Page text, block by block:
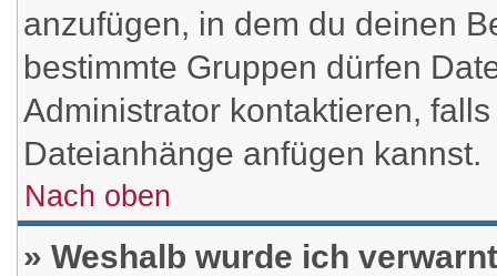
anzufügen, in dem du deinen
bestimmte Gruppen dürfen
Administrator kontaktieren,
Dateianhänge anfügen kannst.
Nach oben
» Weshalb wurde ich